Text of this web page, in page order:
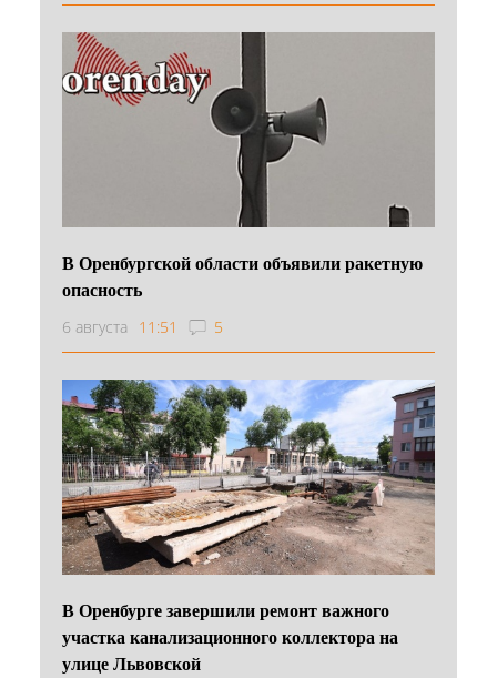
В Оренбургской области объявили ракетную
опасность
6 августа 11:51 5
В Оренбурге завершили ремонт важного
участка канализационного коллектора на
улице Львовской